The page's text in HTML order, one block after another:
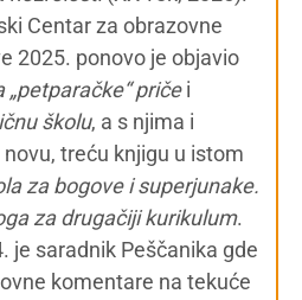
Centar za obrazovne
2025. ponovo je objavio
„petparačke“ pričei
školu, a s njima i
treću knjigu u istom
za bogove i superjunake.
za drugačiji kurikulum.
je saradnik Peščanika gde
komentare na tekuće